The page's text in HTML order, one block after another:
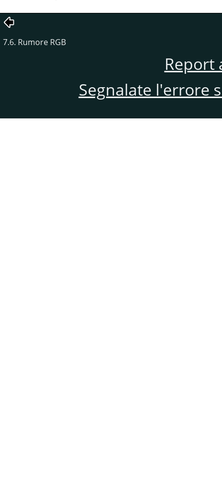
7.6. Rumore RGB
Report
Segnalate l'errore